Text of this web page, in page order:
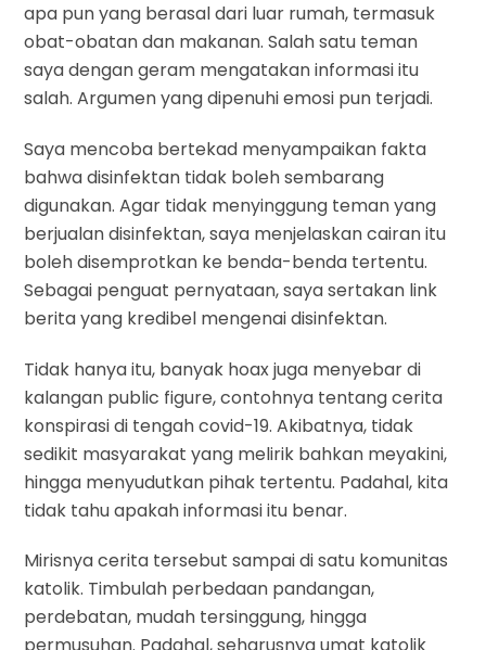
apa pun yang berasal dari luar rumah, termasuk
obat-obatan dan makanan. Salah satu teman
saya dengan geram mengatakan informasi itu
salah. Argumen yang dipenuhi emosi pun terjadi.
Saya mencoba bertekad menyampaikan fakta
bahwa disinfektan tidak boleh sembarang
digunakan. Agar tidak menyinggung teman yang
berjualan disinfektan, saya menjelaskan cairan itu
boleh disemprotkan ke benda-benda tertentu.
Sebagai penguat pernyataan, saya sertakan link
berita yang kredibel mengenai disinfektan.
Tidak hanya itu, banyak hoax juga menyebar di
kalangan public figure, contohnya tentang cerita
konspirasi di tengah covid-19. Akibatnya, tidak
sedikit masyarakat yang melirik bahkan meyakini,
hingga menyudutkan pihak tertentu. Padahal, kita
tidak tahu apakah informasi itu benar.
Mirisnya cerita tersebut sampai di satu komunitas
katolik. Timbulah perbedaan pandangan,
perdebatan, mudah tersinggung, hingga